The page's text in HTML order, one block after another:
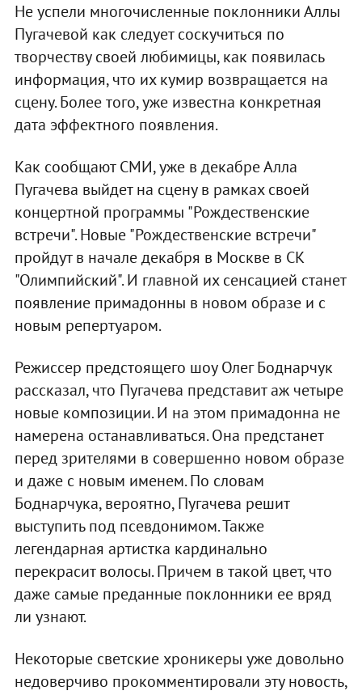
Не успели многочисленные поклонники Аллы
Пугачевой как следует соскучиться по
творчеству своей любимицы, как появилась
информация, что их кумир возвращается на
сцену. Более того, уже известна конкретная
дата эффектного появления.
Как сообщают СМИ, уже в декабре Алла
Пугачева выйдет на сцену в рамках своей
концертной программы "Рождественские
встречи". Новые "Рождественские встречи"
пройдут в начале декабря в Москве в СК
"Олимпийский". И главной их сенсацией станет
появление примадонны в новом образе и с
новым репертуаром.
Режиссер предстоящего шоу Олег Боднарчук
рассказал, что Пугачева представит аж четыре
новые композиции. И на этом примадонна не
намерена останавливаться. Она предстанет
перед зрителями в совершенно новом образе
и даже с новым именем. По словам
Боднарчука, вероятно, Пугачева решит
выступить под псевдонимом. Также
легендарная артистка кардинально
перекрасит волосы. Причем в такой цвет, что
даже самые преданные поклонники ее вряд
ли узнают.
Некоторые светские хроникеры уже довольно
недоверчиво прокомментировали эту новость,